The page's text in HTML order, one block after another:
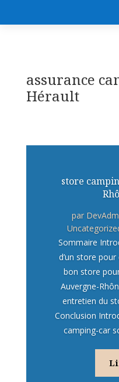
assurance
Hérault
store
par
Sommaire
d’un store
bon store
Auvergne-
entretien du
Conclusion
camping-car